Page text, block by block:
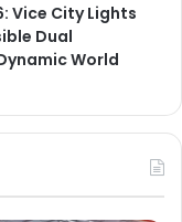
Vice City Lights
Dual
World